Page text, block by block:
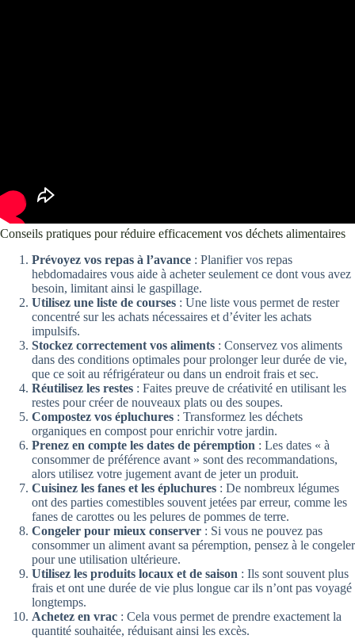
Conseils pratiques pour réduire efficacement vos déchets alimentaires
Prévoyez vos repas à l’avance : Planifier vos repas
hebdomadaires vous aide à acheter seulement ce dont vous avez
besoin, limitant ainsi le gaspillage.
Utilisez une liste de courses : Une liste vous permet de rester
concentré sur les achats nécessaires et d’éviter les achats
impulsifs.
Stockez correctement vos aliments : Conservez vos aliments
dans des conditions optimales pour prolonger leur durée de vie,
que ce soit au réfrigérateur ou dans un endroit frais et sec.
Réutilisez les restes : Faites preuve de créativité en utilisant les
restes pour créer de nouveaux plats ou des soupes.
Compostez vos épluchures : Transformez les déchets
organiques en compost pour enrichir votre jardin.
Prenez en compte les dates de péremption : Les dates « à
consommer de préférence avant » sont des recommandations,
alors utilisez votre jugement avant de jeter un produit.
Cuisinez les fanes et les épluchures : De nombreux légumes
ont des parties comestibles souvent jetées par erreur, comme les
fanes de carottes ou les pelures de pommes de terre.
Congeler pour mieux conserver : Si vous ne pouvez pas
consommer un aliment avant sa péremption, pensez à le congeler
pour une utilisation ultérieure.
Utilisez les produits locaux et de saison : Ils sont souvent plus
frais et ont une durée de vie plus longue car ils n’ont pas voyagé
longtemps.
Achetez en vrac : Cela vous permet de prendre exactement la
quantité souhaitée, réduisant ainsi les excès.